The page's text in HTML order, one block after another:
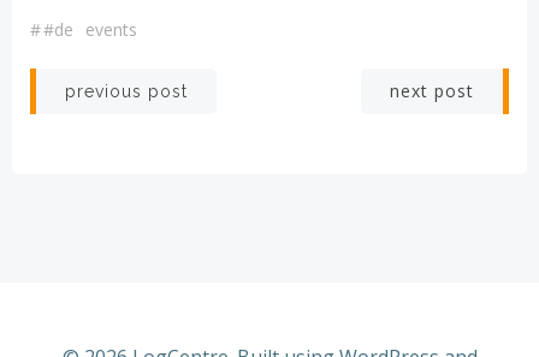
##de events
Post
previous post next post